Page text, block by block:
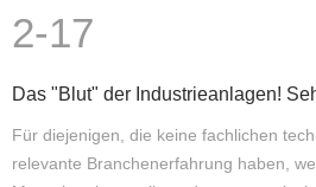
2-17
Für diejenigen, die keine fachlichen
relevante Branchenerfahrung haben,